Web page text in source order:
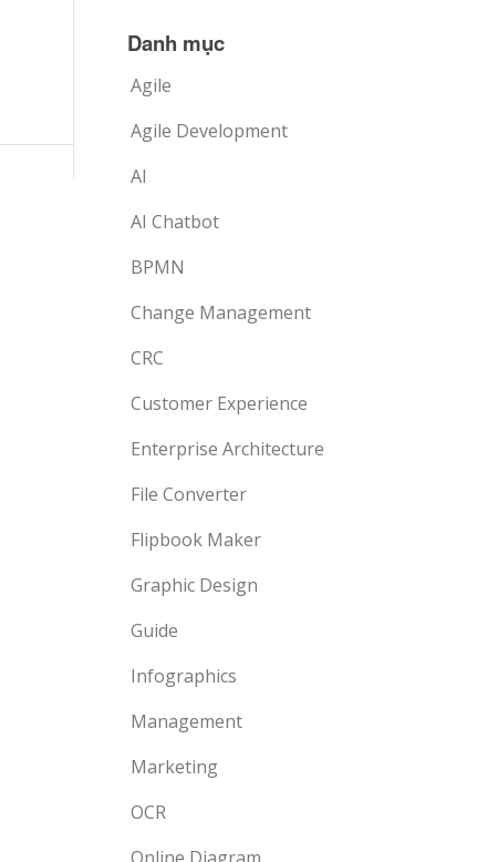
Danh mục
Agile
Agile Development
AI
AI Chatbot
BPMN
Change Management
CRC
Customer Experience
Enterprise Architecture
File Converter
Flipbook Maker
Graphic Design
Guide
Infographics
Management
Marketing
OCR